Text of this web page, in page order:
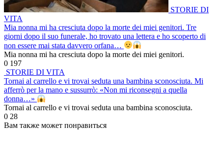
STORIE DI
VITA
Mia nonna mi ha cresciuta dopo la morte dei miei genitori. Tre
giorni dopo il suo funerale, ho trovato una lettera e ho scoperto di
non essere mai stata davvero orfana…
Mia nonna mi ha cresciuta dopo la morte dei miei genitori.
0 197
STORIE DI VITA
Tornai al carrello e vi trovai seduta una bambina sconosciuta. Mi
afferrò per la mano e sussurrò: «Non mi riconsegni a quella
donna…»
Tornai al carrello e vi trovai seduta una bambina sconosciuta.
0 28
Вам также может понравиться